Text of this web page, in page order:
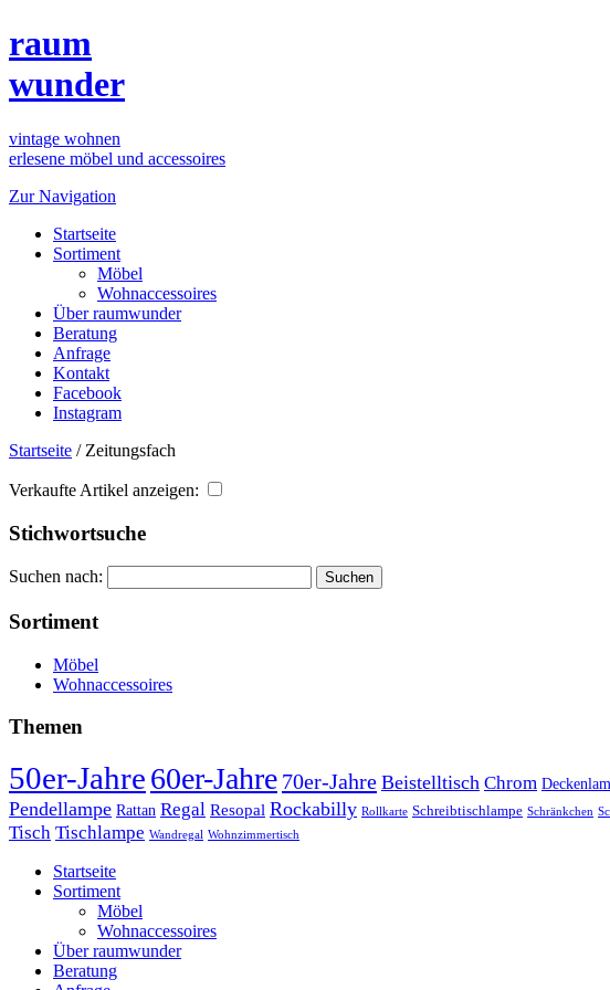
raum
wunder
vintage wohnen
erlesene möbel und accessoires
Zur Navigation
Startseite
Sortiment
Möbel
Wohnaccessoires
Über raumwunder
Beratung
Anfrage
Kontakt
Facebook
Instagram
Startseite / Zeitungsfach
Verkaufte Artikel anzeigen:
Stichwortsuche
Suchen nach:
Sortiment
Möbel
Wohnaccessoires
Themen
50er-Jahre60er-Jahre 70er-Jahre Beistelltisch Chrom
Pendellampe Rattan Regal Resopal Rockabilly Rollkarte Schreibtischlampe Schränkchen
Tisch Tischlampe Wandregal Wohnzimmertisch
Startseite
Sortiment
Möbel
Wohnaccessoires
Über raumwunder
Beratung